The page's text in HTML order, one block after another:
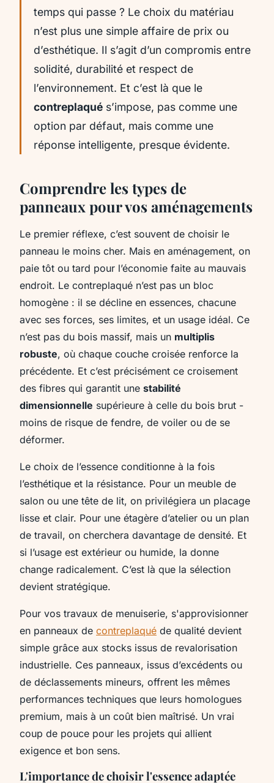
temps qui passe ? Le choix du matériau
n’est plus une simple affaire de prix ou
d’esthétique. Il s’agit d’un compromis entre
solidité, durabilité et respect de
l’environnement. Et c’est là que le
contreplaqué s’impose, pas comme une
option par défaut, mais comme une
réponse intelligente, presque évidente.
Comprendre les types de
panneaux pour vos aménagements
Le premier réflexe, c’est souvent de choisir le
panneau le moins cher. Mais en aménagement, on
paie tôt ou tard pour l’économie faite au mauvais
endroit. Le contreplaqué n’est pas un bloc
homogène : il se décline en essences, chacune
avec ses forces, ses limites, et un usage idéal. Ce
n’est pas du bois massif, mais un multiplis
robuste, où chaque couche croisée renforce la
précédente. Et c’est précisément ce croisement
des fibres qui garantit une stabilité
dimensionnelle supérieure à celle du bois brut -
moins de risque de fendre, de voiler ou de se
déformer.
Le choix de l’essence conditionne à la fois
l’esthétique et la résistance. Pour un meuble de
salon ou une tête de lit, on privilégiera un placage
lisse et clair. Pour une étagère d’atelier ou un plan
de travail, on cherchera davantage de densité. Et
si l’usage est extérieur ou humide, la donne
change radicalement. C’est là que la sélection
devient stratégique.
Pour vos travaux de menuiserie, s'approvisionner
en panneaux de contreplaqué de qualité devient
simple grâce aux stocks issus de revalorisation
industrielle. Ces panneaux, issus d’excédents ou
de déclassements mineurs, offrent les mêmes
performances techniques que leurs homologues
premium, mais à un coût bien maîtrisé. Un vrai
coup de pouce pour les projets qui allient
exigence et bon sens.
L'importance de choisir l'essence adaptée